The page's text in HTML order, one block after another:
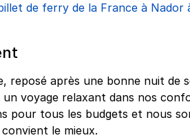
de ferry de la France à Nador
reposé après une bonne nuit de
voyage relaxant dans nos
pour tous les budgets et nous
le mieux.